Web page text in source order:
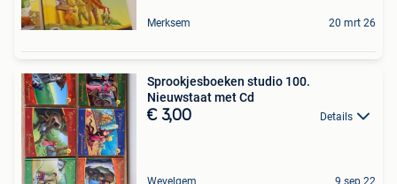
Merksem 20 mrt 26
Sprookjesboeken studio 100.
Nieuwstaat met Cd
€ 3,00 Details
Wevelgem 9 sep 22